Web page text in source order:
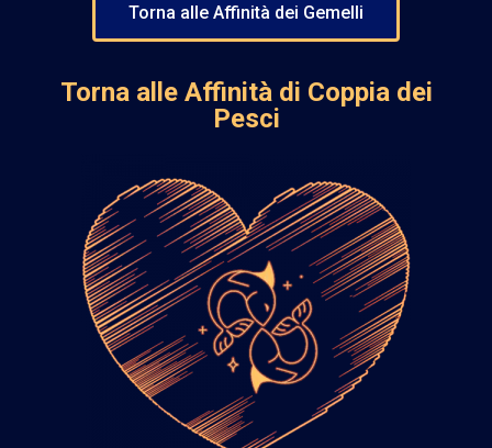
Torna alle Affinità dei Gemelli
Torna alle Affinità di Coppia dei
Pesci